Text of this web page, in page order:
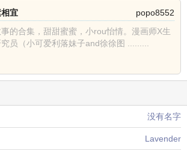
popo8552
宜
的合集，甜甜蜜蜜，小rou怡情。漫画师X生
员（小可爱利落妹子and徐徐图 .........
没有名字
Lavender